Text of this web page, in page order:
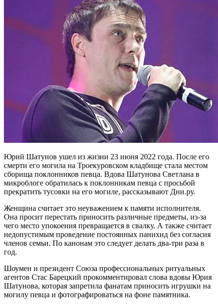
Юрий Шатунов ушел из жизни 23 июня 2022 года. После его
смерти его могила на Троекуровском кладбище стала местом
сборища поклонников певца. Вдова Шатунова Светлана в
микроблоге обратилась к поклонникам певца с просьбой
прекратить тусовки на его могиле, рассказывают Дни.ру.
Женщина считает это неуважением к памяти исполнителя.
Она просит перестать приносить различные предметы, из-за
чего место упокоения превращается в свалку. А также считает
недопустимым проведение постоянных панихид без согласия
членов семьи. По канонам это следует делать два-три раза в
год.
Шоумен и президент Союза профессиональных ритуальных
агентов Стас Барецкий прокомментировал слова вдовы Юрия
Шатунова, которая запретила фанатам приносить игрушки на
могилу певца и фотографироваться на фоне памятника.